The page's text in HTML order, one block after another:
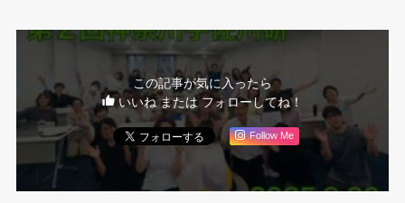
この記事が気に入ったら
いいね または フォローしてね！
Follow Me